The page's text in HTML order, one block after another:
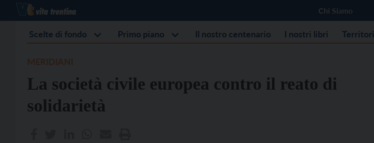
Chi Siamo
Scelte di fondo Primo piano Il nostro centenario I nostri libri Territori
La società civile europea contro il reato di
solidarietà